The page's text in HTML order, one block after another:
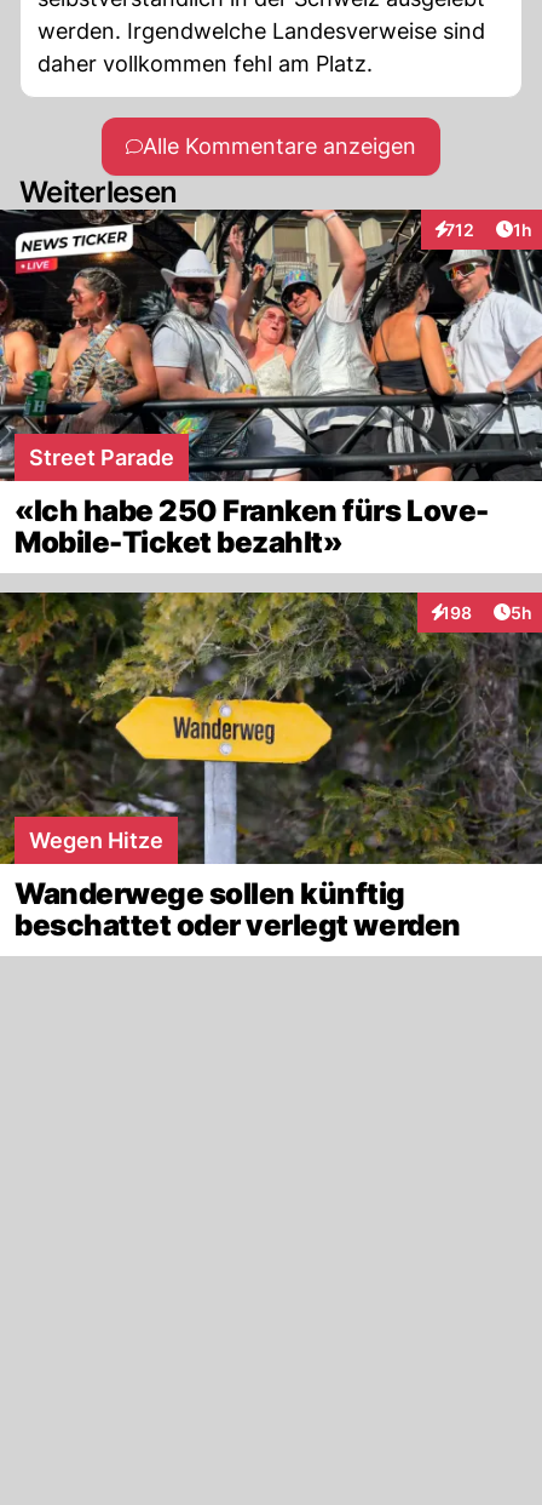
werden. Irgendwelche Landesverweise sind
daher vollkommen fehl am Platz.
Alle Kommentare anzeigen
Weiterlesen
712
Interaktionen
1h
Street Parade
«Ich habe 250 Franken fürs Love-
Mobile-Ticket bezahlt»
198
Interaktionen
5h
Wegen Hitze
Wanderwege sollen künftig
beschattet oder verlegt werden